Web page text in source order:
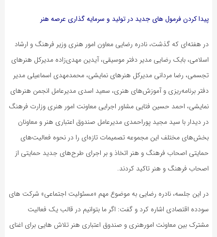
پیدا کردن فرمول های جدید در تولید و سرمایه گذاری عرصه هنر
در هفته‌ای که گذشت، نادره رضایی معاون امور هنری وزیر فرهنگ و ارشاد
اسلامی، بابک رضایی مدیر دفتر موسیقی، آیدین مهدی‌زاده مدیرکل هنرهای
تجسمی، رضا مردانی مدیرکل هنرهای نمایشی، محمدمهدی اسماعیلی مدیر
دفتر برنامه‌ریزی و آموزش‌های هنری، سعید اسدی مدیرعامل انجمن هنرهای
نمایشی، احمد حسین فتایی مشاور اجرایی معاونت امور هنری وزارت فرهنگ
در دیدار با سید مجید پوراحمدی مدیرعامل صندوق اعتباری هنر و معاونان
بخش‌های مختلف این مجموعه تصمیمات تازه‌ای را در نحوه فعالیت‌های
حمایتی اصحاب فرهنگ و هنر اتخاذ و بر اجرای طرح‌های جدید حمایتی از
اصحاب فرهنگ و هنر تاکید کردند.
در این جلسه، نادره رضایی به موضوع مهم «مسئولیت اجتماعی» شرکت های
سودده اقتصادی اشاره کرد و گفت: اگر ما بتوانیم در قالب یک فعالیت
مشترک بین معاونت امورهنری و صندوق اعتباری هنر تلاش هایی برای اغنای